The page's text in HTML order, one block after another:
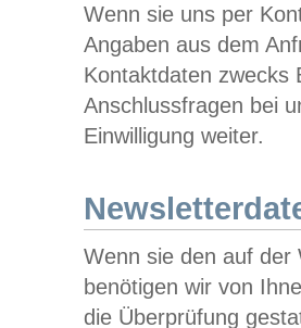
Wenn sie uns per
Angaben aus dem
Kontaktdaten zwecks
Anschlussfragen bei
Einwilligung weiter.
Wenn sie den auf der
benötigen wir von
die Überprüfung